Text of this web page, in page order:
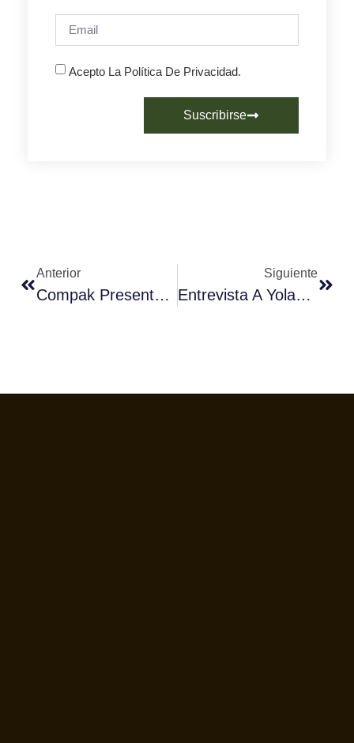
Acepto La Política De Privacidad.
Suscribirse
Anterior
Compak Presenta Cube Tamp, Su Nueva Prensa Automática De Café
Siguiente
Entrevista A Yolanda Bolaños, Directora De Fórum Café